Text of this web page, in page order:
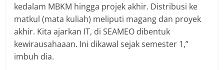
kedalam MBKM hingga projek akhir. Distribusi ke
matkul (mata kuliah) meliputi magang dan proyek
akhir. Kita ajarkan IT, di SEAMEO dibentuk
kewirausahaaan. Ini dikawal sejak semester 1,”
imbuh dia.